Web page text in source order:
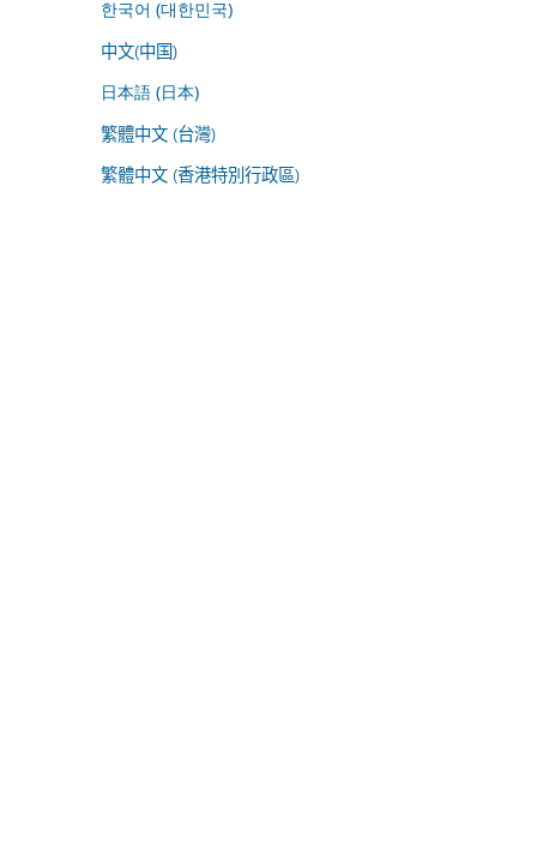
한국어 (대한민국)
中文(中国)
日本語 (日本)
繁體中文 (台灣)
繁體中文 (香港特別行政區)